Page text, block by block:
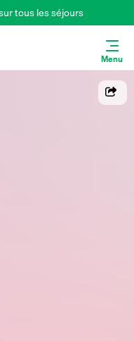
tous les séjours
Menu